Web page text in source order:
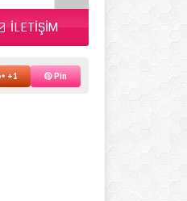
İLETIŞIM
+1 Pin